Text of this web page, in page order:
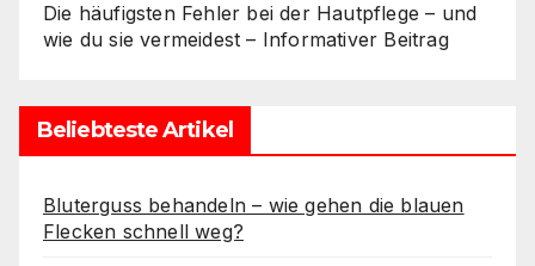
Die häufigsten Fehler bei der Hautpflege – und
wie du sie vermeidest – Informativer Beitrag
Beliebteste Artikel
Bluterguss behandeln – wie gehen die blauen
Flecken schnell weg?